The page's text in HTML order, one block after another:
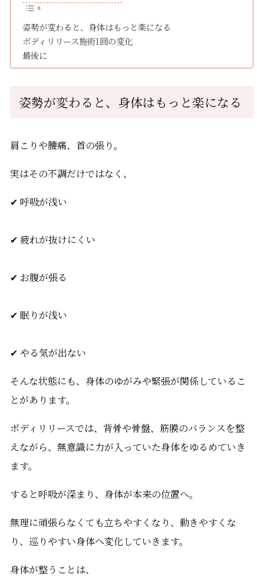
姿勢が変わると、身体はもっと楽になる
ボディリリース施術1回の変化
最後に
姿勢が変わると、身体はもっと楽になる
肩こりや腰痛、首の張り。
実はその不調だけではなく、
✔ 呼吸が浅い
✔ 疲れが抜けにくい
✔ お腹が張る
✔ 眠りが浅い
✔ やる気が出ない
そんな状態にも、身体のゆがみや緊張が関係しているこ
とがあります。
ボディリリースでは、背骨や骨盤、筋膜のバランスを整
えながら、無意識に力が入っていた身体をゆるめていき
ます。
すると呼吸が深まり、身体が本来の位置へ。
無理に頑張らなくても立ちやすくなり、動きやすくな
り、巡りやすい身体へ変化していきます。
身体が整うことは、